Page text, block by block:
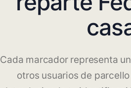
Cada marcador representa
otros usuarios de